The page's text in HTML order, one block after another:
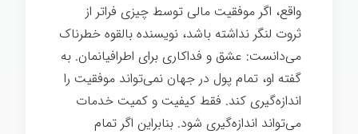
واقع، اگر موفقیت مالی توسط چیزی فراتر از
ثروت لنگر نداشته باشد، نویسنده بالقوه خطرناک
می‌دانست: عشق و فداکاری برای اطرافیانمان. به
گفته او، تمام پول در جهان نمی‌تواند موفقیت را
اندازه‌گیری کند. فقط کیفیت و کمیت خدمات
می‌تواند اندازه‌گیری شود. بنابراین اگر تمام